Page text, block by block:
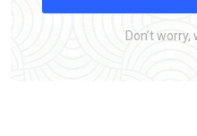
Don’t worry,